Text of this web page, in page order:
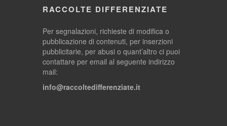
RACCOLTE DIFFERENZIATE
Per segnalazioni, richieste di modifica o
pubblicazione di contenuti, per inserzioni
pubblicitarie, per abusi o quant’altro ci puoi
contattare per email al seguente indirizzo
mail:
info@raccoltedifferenziate.it